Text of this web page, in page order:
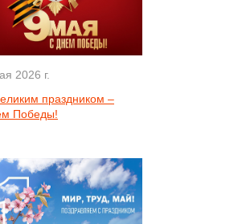
2026 г.
праздником –
Победы!